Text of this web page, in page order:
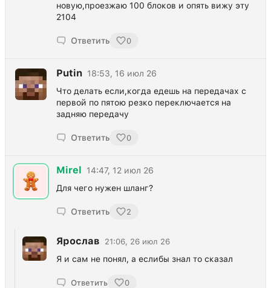
новую,проезжаю 100 блоков и опять вижу эту
2104
Ответить 0
Putin 18:53, 16 июл 26
Что делать если,когда едешь на передачах с
первой по пятою резко переключается на
задняю передачу
Ответить 0
Mirel
14:47, 12 июл 26
Для чего нужен шланг?
Ответить 2
Ярослав 21:06, 26 июл 26
Я и сам не понял, а еслибы знал то сказал
Ответить 0